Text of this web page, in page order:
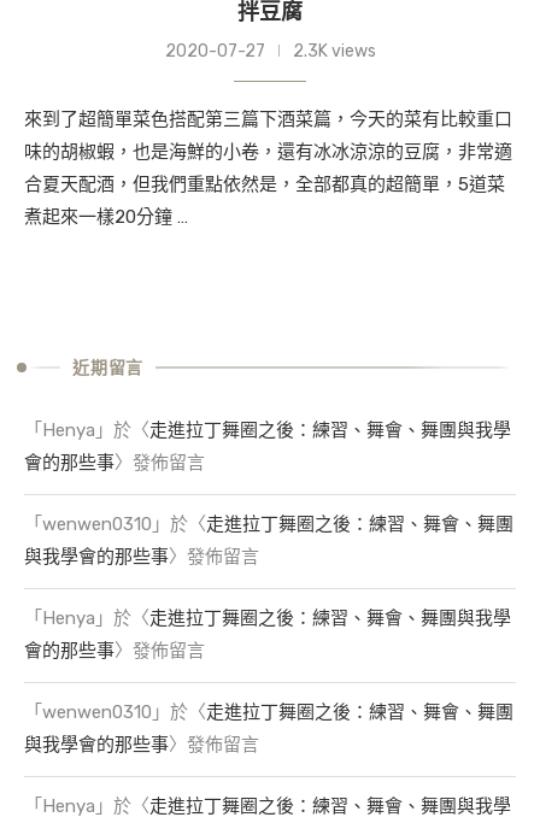
拌豆腐
2020-07-27 2.3K views
來到了超簡單菜色搭配第三篇下酒菜篇，今天的菜有比較重口
味的胡椒蝦，也是海鮮的小卷，還有冰冰涼涼的豆腐，非常適
合夏天配酒，但我們重點依然是，全部都真的超簡單，5道菜
煮起來一樣20分鐘 …
近期留言
「 Henya 」於〈走進拉丁舞圈之後：練習、舞會、舞團與我學
會的那些事〉發佈留言
「 wenwen0310 」於〈走進拉丁舞圈之後：練習、舞會、舞團
與我學會的那些事〉發佈留言
「 Henya 」於〈走進拉丁舞圈之後：練習、舞會、舞團與我學
會的那些事〉發佈留言
「 wenwen0310 」於〈走進拉丁舞圈之後：練習、舞會、舞團
與我學會的那些事〉發佈留言
「 Henya 」於〈走進拉丁舞圈之後：練習、舞會、舞團與我學